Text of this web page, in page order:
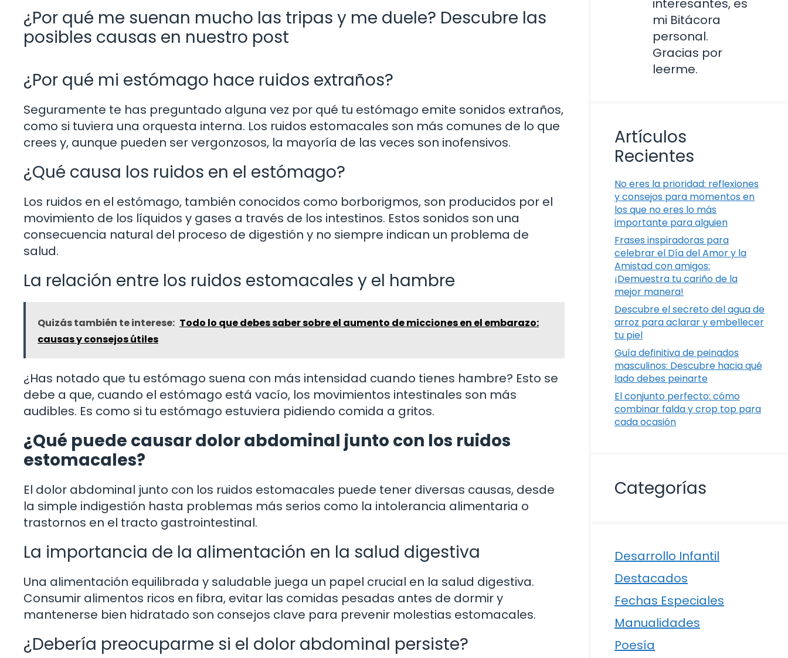
¿Por qué me suenan mucho las tripas y me duele? Descubre las
posibles causas en nuestro post
¿Por qué mi estómago hace ruidos extraños?
Seguramente te has preguntado alguna vez por qué tu estómago emite sonidos extraños,
como si tuviera una orquesta interna. Los ruidos estomacales son más comunes de lo que
crees y, aunque pueden ser vergonzosos, la mayoría de las veces son inofensivos.
¿Qué causa los ruidos en el estómago?
Los ruidos en el estómago, también conocidos como borborigmos, son producidos por el
movimiento de los líquidos y gases a través de los intestinos. Estos sonidos son una
consecuencia natural del proceso de digestión y no siempre indican un problema de
salud.
La relación entre los ruidos estomacales y el hambre
Quizás también te interese: Todo lo que debes saber sobre el aumento de micciones en el embarazo:
causas y consejos útiles
¿Has notado que tu estómago suena con más intensidad cuando tienes hambre? Esto se
debe a que, cuando el estómago está vacío, los movimientos intestinales son más
audibles. Es como si tu estómago estuviera pidiendo comida a gritos.
¿Qué puede causar dolor abdominal junto con los ruidos
estomacales?
El dolor abdominal junto con los ruidos estomacales puede tener diversas causas, desde
la simple indigestión hasta problemas más serios como la intolerancia alimentaria o
trastornos en el tracto gastrointestinal.
La importancia de la alimentación en la salud digestiva
Una alimentación equilibrada y saludable juega un papel crucial en la salud digestiva.
Consumir alimentos ricos en fibra, evitar las comidas pesadas antes de dormir y
mantenerse bien hidratado son consejos clave para prevenir molestias estomacales.
¿Debería preocuparme si el dolor abdominal persiste?
interesantes, es
mi Bitácora
personal.
Gracias por
leerme.
Artículos
Recientes
No eres la prioridad: reflexiones
y consejos para momentos en
los que no eres lo más
importante para alguien
Frases inspiradoras para
celebrar el Día del Amor y la
Amistad con amigos:
¡Demuestra tu cariño de la
mejor manera!
Descubre el secreto del agua de
arroz para aclarar y embellecer
tu piel
Guía definitiva de peinados
masculinos: Descubre hacia qué
lado debes peinarte
El conjunto perfecto: cómo
combinar falda y crop top para
cada ocasión
Categorías
Desarrollo Infantil
Destacados
Fechas Especiales
Manualidades
Poesía